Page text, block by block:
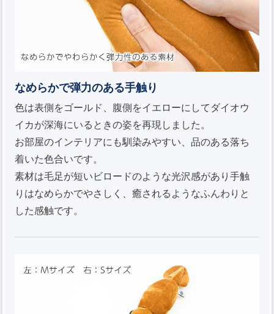
なめらかで弾力のある手触り
色は表側をゴールド、腹側をイエローにしてダイオウ
イカが深海にいるときの姿を再現しました。
お部屋のインテリアにも馴染みやすい、品のある落ち
着いた色合いです。
素材は毛足が短いビロードのような光沢感があり手触
りはなめらかでやさしく、癒されるようなふんわりと
した感触です。